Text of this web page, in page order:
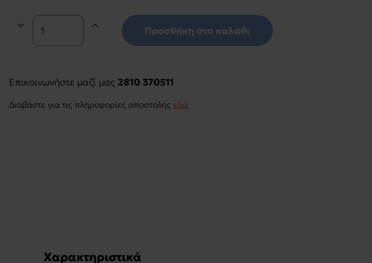
Προσθήκη στο καλάθι
Επικοινωνήστε μαζί μας 2810 370511
Διαβάστε για τις πληροφορίες αποστολής εδώ
Χαρακτηριστικά